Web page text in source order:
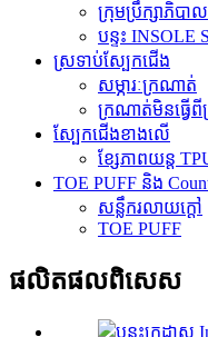
ក្រុមប្រឹក្សាភិបាល
បន្ទះ INSOLE
ស្រទាប់ស្បែកជើង
សម្ភារៈក្រណាត់
ក្រណាត់មិនធ្វើ
ស្បែកជើងខាងលើ
ខ្សែភាពយន្ត
TOE PUFF និង
សន្លឹករលាយក្តៅ
TOE PUFF
ផលិតផលពិសេស